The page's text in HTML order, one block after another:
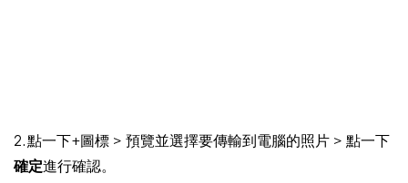
2. 點一下+圖標 > 預覽並選擇要傳輸到電腦的照片 > 點一下
確定進行確認。